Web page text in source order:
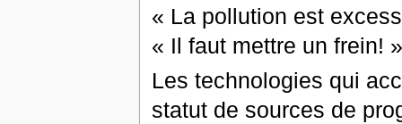
« La pollution est
« Il faut mettre un frein! »
Les technologies qui
statut de sources de